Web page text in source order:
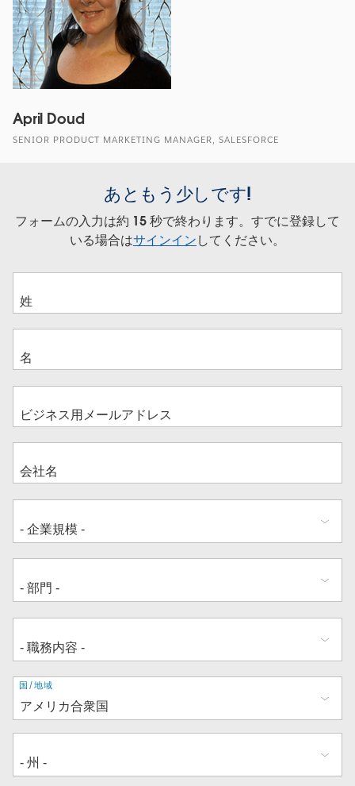
April Doud
SENIOR PRODUCT MARKETING MANAGER, SALESFORCE
あともう少しです!
フォームの入力は約 15 秒で終わります。すでに登録して
いる場合はサインインしてください。
住
所
国/地域